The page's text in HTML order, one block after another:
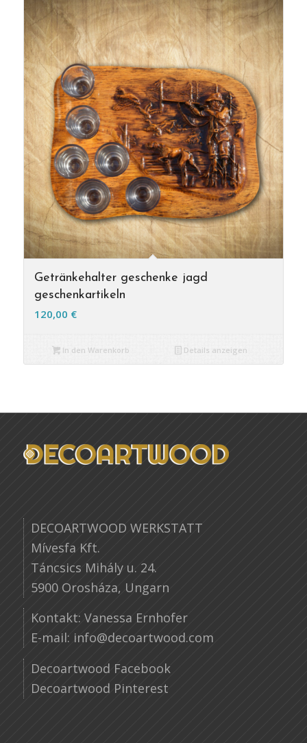
Getränkehalter geschenke jagd
geschenkartikeln
120,00 €
In den Warenkorb Details anzeigen
DECOARTWOOD WERKSTATT
Mívesfa Kft.
Táncsics Mihály u. 24.
5900 Orosháza, Ungarn
Kontakt: Vanessa Ernhofer
E-mail: info@decoartwood.com
Decoartwood Facebook
Decoartwood Pinterest